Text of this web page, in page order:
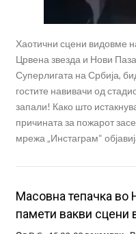
Хаотични сцени видовме
Црвена звезда и Нови
Суперлигата на Србија,
гостите навивачи од
запали! Како што
причината за пожарот
мрежа „Инстаграм“
Масовна тепачка во
памети вакви сцени